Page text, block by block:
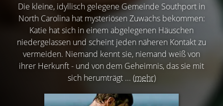
Die kleine, idyllisch gelegene Gemeinde Southport in
North Carolina hat mysteriösen Zuwachs bekommen:
Katie hat sich in einem abgelegenen Häuschen
niedergelassen und scheint jeden näheren Kontakt zu
vermeiden. Niemand kennt sie, niemand weiß von
ihrer Herkunft - und von dem Geheimnis, das sie mit
sich herumträgt ... (mehr)